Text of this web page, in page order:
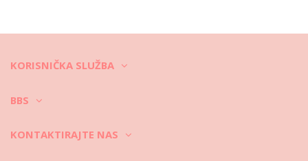
KORISNIČKA SLUŽBA
BBS
KONTAKTIRAJTE NAS